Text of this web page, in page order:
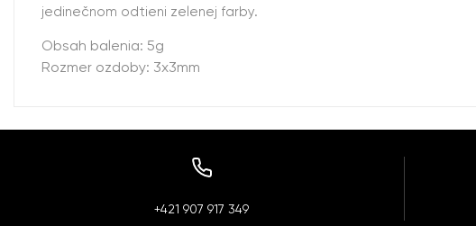
jedinečnom odtieni zelenej farby.
Obsah balenia: 5g
Rozmer ozdoby: 3x3mm
+421 907 917 349